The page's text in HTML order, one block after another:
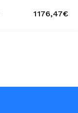
1 176,47€